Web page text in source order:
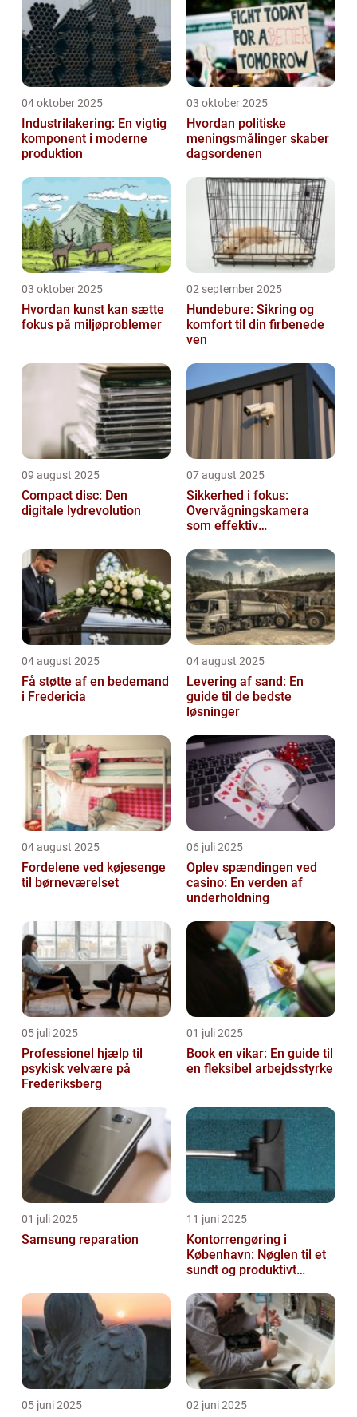
04 oktober 2025
Industrilakering: En vigtig
komponent i moderne
produktion
03 oktober 2025
Hvordan politiske
meningsmålinger skaber
dagsordenen
03 oktober 2025
Hvordan kunst kan sætte
fokus på miljøproblemer
02 september 2025
Hundebure: Sikring og
komfort til din firbenede
ven
09 august 2025
Compact disc: Den
digitale lydrevolution
07 august 2025
Sikkerhed i fokus:
Overvågningskamera
som effektiv
04 august 2025
Få støtte af en bedemand
i Fredericia
04 august 2025
Levering af sand: En
guide til de bedste
løsninger
04 august 2025
Fordelene ved køjesenge
til børneværelset
06 juli 2025
Oplev spændingen ved
casino: En verden af
underholdning
05 juli 2025
Professionel hjælp til
psykisk velvære på
Frederiksberg
01 juli 2025
Book en vikar: En guide til
en fleksibel arbejdsstyrke
01 juli 2025
Samsung reparation
11 juni 2025
Kontorrengøring i
København: Nøglen til et
sundt og produktivt
05 juni 2025 02 juni 2025